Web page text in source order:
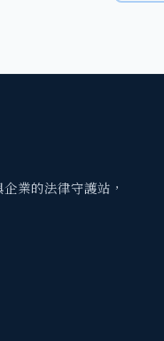
業的法律守護站，